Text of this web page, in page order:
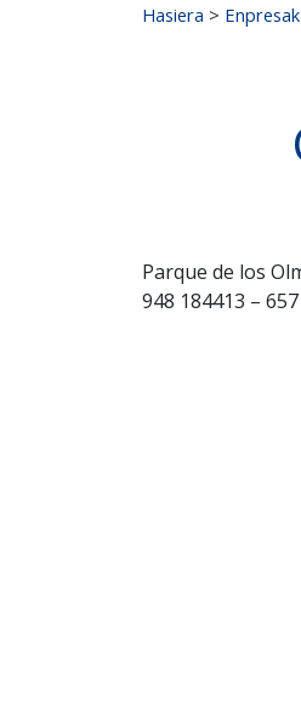
Hasiera > Enpresak
Parque de los
948 184413 –